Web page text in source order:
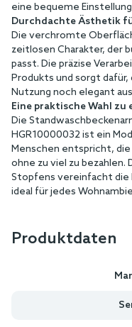
eine bequeme
Durchdachte Ästhetik
Die verchromte
zeitlosen Charakter, der
passt. Die präzise
Produkts und sorgt dafür,
Nutzung noch elegant
Eine praktische Wahl
Die
HGR10000032 ist ein
Menschen entspricht,
ohne zu viel zu bezahlen.
Stopfens vereinfacht die
ideal für jedes
Produktdaten